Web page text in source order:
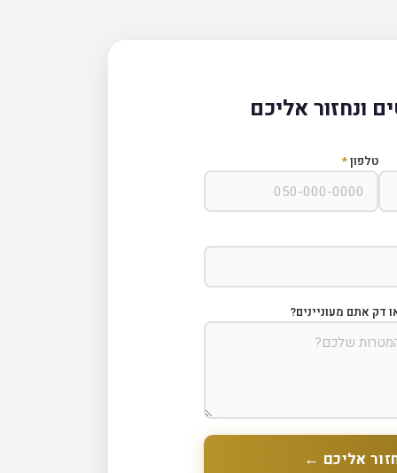
ונחזור אליכם
טלפון*
דק אתם מעוניינים?
אליכם ←